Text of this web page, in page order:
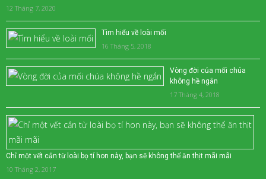
12 Tháng 7, 2020
Tìm hiểu về loài mối
16 Tháng 5, 2018
Vòng đời của mối chúa
không hề ngắn
17 Tháng 4, 2018
Chỉ một vết cắn từ loài bọ tí hon này, bạn sẽ không thể ăn thịt mãi mãi
10 Tháng 2, 2017